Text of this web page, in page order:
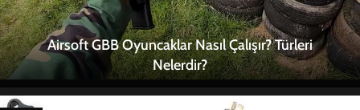
Airsoft GBB Oyuncaklar Nasıl Çalışır? Türleri
Nelerdir?